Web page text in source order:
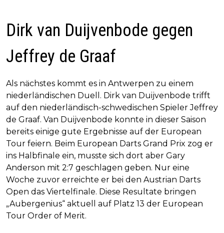
Dirk van Duijvenbode gegen
Jeffrey de Graaf
Als nächstes kommt es in Antwerpen zu einem
niederländischen Duell. Dirk van Duijvenbode trifft
auf den niederländisch-schwedischen Spieler Jeffrey
de Graaf. Van Duijvenbode konnte in dieser Saison
bereits einige gute Ergebnisse auf der European
Tour feiern. Beim European Darts Grand Prix zog er
ins Halbfinale ein, musste sich dort aber Gary
Anderson mit 2:7 geschlagen geben. Nur eine
Woche zuvor erreichte er bei den Austrian Darts
Open das Viertelfinale. Diese Resultate bringen
„Aubergenius“ aktuell auf Platz 13 der European
Tour Order of Merit.